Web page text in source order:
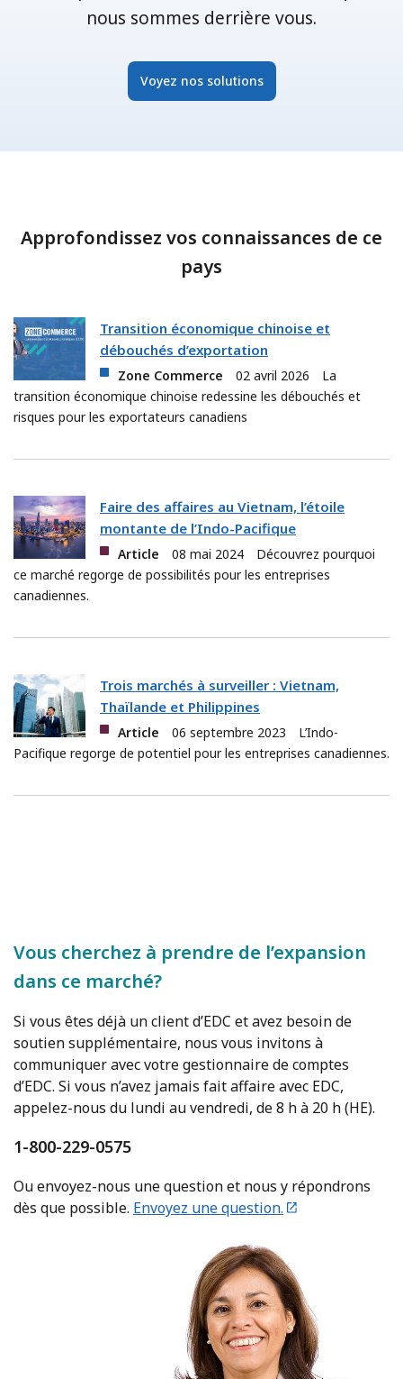
nous sommes derrière vous.
Voyez nos solutions
Approfondissez vos connaissances de ce
pays
Transition économique chinoise et
débouchés d’exportation
Zone Commerce 02 avril 2026
La
transition économique chinoise redessine les débouchés et
risques pour les exportateurs canadiens
Faire des affaires au Vietnam, l’étoile
montante de l’Indo-Pacifique
Article 08 mai 2024
Découvrez pourquoi
ce marché regorge de possibilités pour les entreprises
canadiennes.
Trois marchés à surveiller : Vietnam,
Thaïlande et Philippines
Article 06 septembre 2023
L’Indo-
Pacifique regorge de potentiel pour les entreprises canadiennes.
Vous cherchez à prendre de l’expansion
dans ce marché?
Si vous êtes déjà un client d’EDC et avez besoin de
soutien supplémentaire, nous vous invitons à
communiquer avec votre gestionnaire de comptes
d’EDC. Si vous n’avez jamais fait affaire avec EDC,
appelez-nous du lundi au vendredi, de 8 h à 20 h (HE).
1-800-229-0575
Ou envoyez-nous une question et nous y répondrons
dès que possible. Envoyez une question.